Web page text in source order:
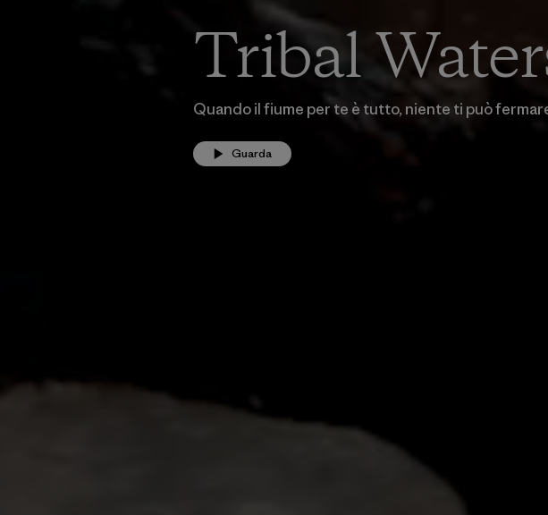
Tribal
Quando il fiume per te è tutto, niente ti può
Guarda